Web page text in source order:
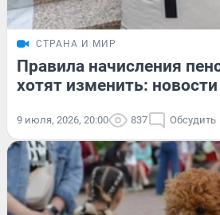
СТРАНА И МИР
Правила начисления
хотят изменить:
9 июля, 2026, 20:00 837 Обсудить